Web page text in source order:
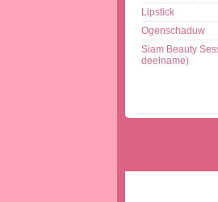
Lipstick
Ogenschaduw
Siam Beauty
deelname)